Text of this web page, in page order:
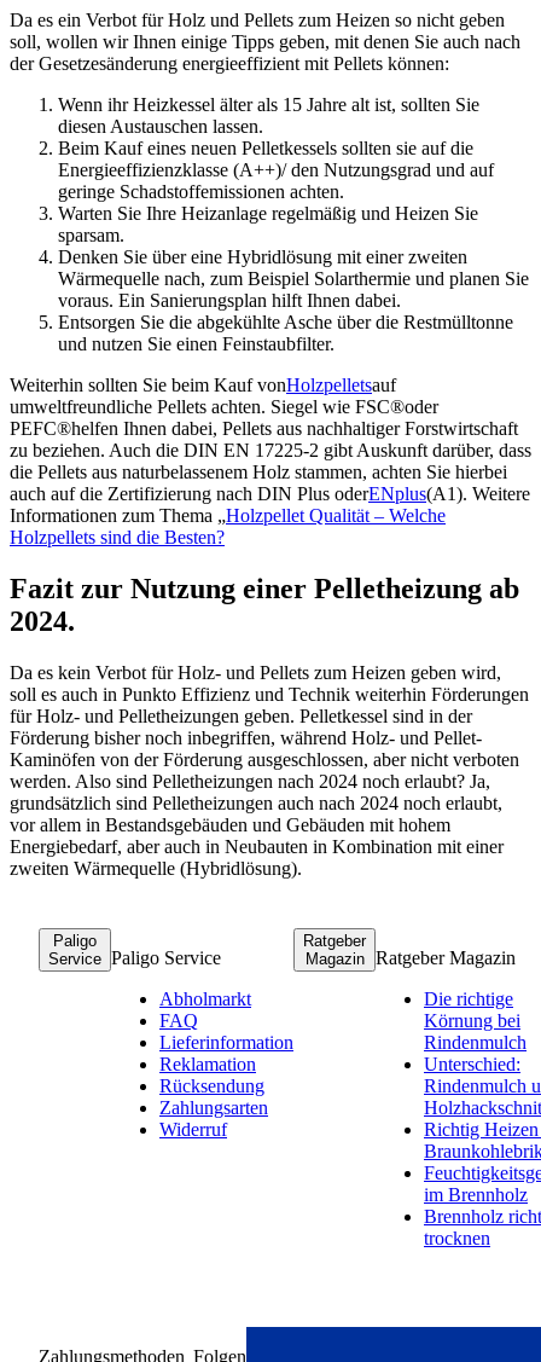
Da es ein Verbot für Holz und Pellets zum Heizen so nicht geben
soll, wollen wir Ihnen einige Tipps geben, mit denen Sie auch nach
der Gesetzesänderung energieeffizient mit Pellets können:
Wenn ihr Heizkessel älter als 15 Jahre alt ist, sollten Sie
diesen Austauschen lassen.
Beim Kauf eines neuen Pelletkessels sollten sie auf die
Energieeffizienzklasse (A++)/ den Nutzungsgrad und auf
geringe Schadstoffemissionen achten.
Warten Sie Ihre Heizanlage regelmäßig und Heizen Sie
sparsam.
Denken Sie über eine Hybridlösung mit einer zweiten
Wärmequelle nach, zum Beispiel Solarthermie und planen Sie
voraus. Ein Sanierungsplan hilft Ihnen dabei.
Entsorgen Sie die abgekühlte Asche über die Restmülltonne
und nutzen Sie einen Feinstaubfilter.
Weiterhin sollten Sie beim Kauf vonHolzpelletsauf
umweltfreundliche Pellets achten. Siegel wie FSC®oder
PEFC®helfen Ihnen dabei, Pellets aus nachhaltiger Forstwirtschaft
zu beziehen. Auch die DIN EN 17225-2 gibt Auskunft darüber, dass
die Pellets aus naturbelassenem Holz stammen, achten Sie hierbei
auch auf die Zertifizierung nach DIN Plus oderENplus(A1). Weitere
Informationen zum Thema „Holzpellet Qualität – Welche
Holzpellets sind die Besten?
Fazit zur Nutzung einer Pelletheizung ab
2024.
Da es kein Verbot für Holz- und Pellets zum Heizen geben wird,
soll es auch in Punkto Effizienz und Technik weiterhin Förderungen
für Holz- und Pelletheizungen geben. Pelletkessel sind in der
Förderung bisher noch inbegriffen, während Holz- und Pellet-
Kaminöfen von der Förderung ausgeschlossen, aber nicht verboten
werden. Also sind Pelletheizungen nach 2024 noch erlaubt? Ja,
grundsätzlich sind Pelletheizungen auch nach 2024 noch erlaubt,
vor allem in Bestandsgebäuden und Gebäuden mit hohem
Energiebedarf, aber auch in Neubauten in Kombination mit einer
zweiten Wärmequelle (Hybridlösung).
Paligo
Service Paligo Service
Abholmarkt
FAQ
Lieferinformation
Reklamation
Rücksendung
Zahlungsarten
Widerruf
Ratgeber
Magazin
Ratgeber Magazin
Die richtige
Körnung bei
Rindenmulch
Unterschied:
Rindenmulch
Richtig
im Brennholz
Brennholz
trocknen
Zahlungsmethoden Folgen